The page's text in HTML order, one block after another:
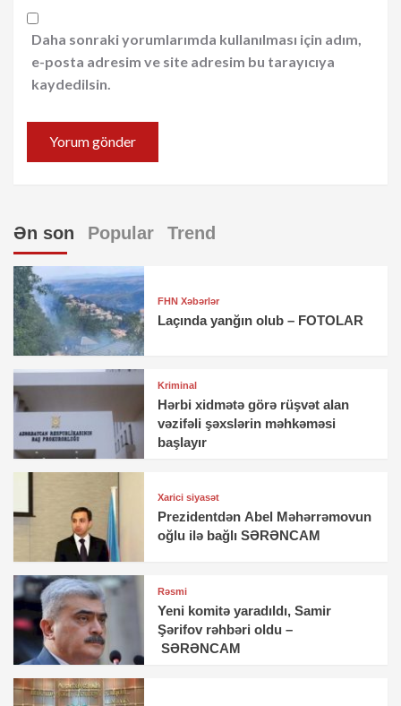
Daha sonraki yorumlarımda kullanılması için adım,
e-posta adresim ve site adresim bu tarayıcıya
kaydedilsin.
Ən son Popular Trend
FHN Xəbərlər
Laçında yanğın olub – FOTOLAR
Kriminal
Hərbi xidmətə görə rüşvət alan
vəzifəli şəxslərin məhkəməsi
başlayır
Xarici siyasət
Prezidentdən Abel Məhərrəmovun
oğlu ilə bağlı SƏRƏNCAM
Rəsmi
Yeni komitə yaradıldı, Samir
Şərifov rəhbəri oldu –
SƏRƏNCAM